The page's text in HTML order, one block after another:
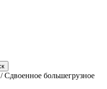
/Сдвоенное большегрузное